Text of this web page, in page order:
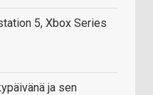
5, Xbox Series
ja sen